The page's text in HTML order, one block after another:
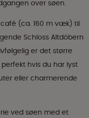
over søen.
(ca. 160 m væk) til
Schloss Altdöbern
er det større
hvis du har lyst
eller charmerende
ved søen med et